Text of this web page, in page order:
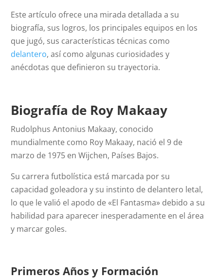
Este artículo ofrece una mirada detallada a su
biografía, sus logros, los principales equipos en los
que jugó, sus características técnicas como
delantero, así como algunas curiosidades y
anécdotas que definieron su trayectoria.
Biografía de Roy Makaay
Rudolphus Antonius Makaay, conocido
mundialmente como Roy Makaay, nació el 9 de
marzo de 1975 en Wijchen, Países Bajos.
Su carrera futbolística está marcada por su
capacidad goleadora y su instinto de delantero letal,
lo que le valió el apodo de «El Fantasma» debido a su
habilidad para aparecer inesperadamente en el área
y marcar goles.
Primeros Años y Formación